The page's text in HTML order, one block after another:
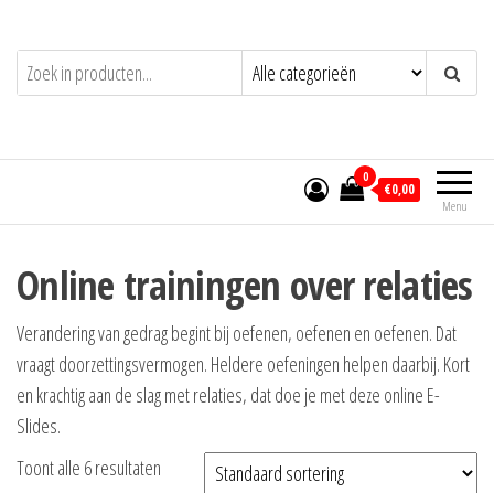
naar
Menu
0
€0,00
Online trainingen over relaties
Verandering van gedrag begint bij oefenen, oefenen en oefenen. Dat
vraagt doorzettingsvermogen. Heldere oefeningen helpen daarbij. Kort
en krachtig aan de slag met relaties, dat doe je met deze online E-
Slides.
Toont alle 6 resultaten